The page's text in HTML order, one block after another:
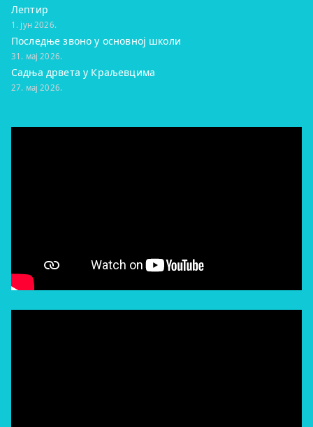
Лептир
1. јун 2026.
Последње звоно у основној школи
31. мај 2026.
Садња дрвета у Краљевцима
27. мај 2026.